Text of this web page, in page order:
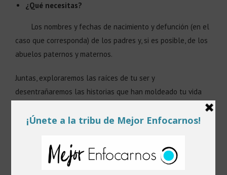
¿Qué necesitas?
Los nombres y fechas de nacimiento y defunción (en el
caso que corresponda) de los padres y, si es posible, de los
abuelos paternos y maternos.
Juntas, exploraremos las raíces de tu ser y
desentrañaremos las historias que han moldeado tu vida
Duración: 60 minutos aproximadamente